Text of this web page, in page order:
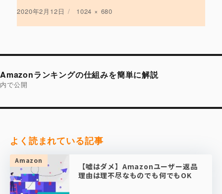
投
2020年2月12日
フ
ズ
1024 × 680
投
ナ
ビ
ゲ
シ
Amazonランキングの仕組みを簡単に解説
内で公開
よく読まれている記事
Amazon
【嘘はダメ】Amazonユーザー返品
理由は理不尽なものでも何でもOK